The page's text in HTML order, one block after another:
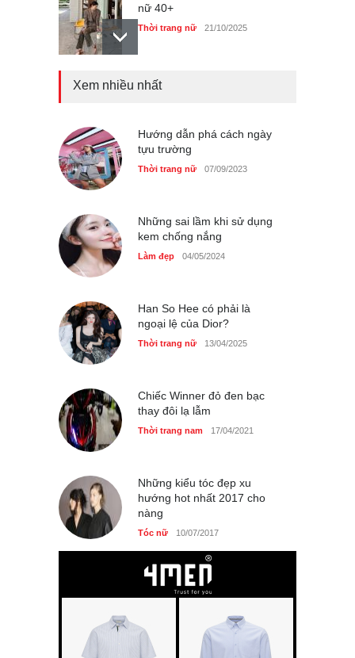
nữ 40+
Thời trang nữ 21/10/2025
Truy tìm thông tin áo bra
Thời trang nữ 14/10/2025
phụ nữ Pháp tin dùng
Thời trang nữ 14/10/2025
Bí quyết giữ gìn vóc dáng
của diễn viên Khánh Huyền
Làm đẹp 14/10/2025
Phong cách thời trang của
Chiếc áo dài cưới của Hoa
Thời trang nữ 21/10/2025
GAP Hoodie biểu tượng
Xem nhiều nhất
Hướng dẫn phá cách ngày
tựu trường
Thời trang nữ 07/09/2023
Những sai lầm khi sử dụng
kem chống nắng
Làm đẹp 04/05/2024
Han So Hee có phải là
ngoại lệ của Dior?
Thời trang nữ 13/04/2025
Chiếc Winner đỏ đen bạc
thay đôi lạ lẫm
Thời trang nam 17/04/2021
Những kiểu tóc đẹp xu
hướng hot nhất 2017 cho
nàng
Tóc nữ 10/07/2017